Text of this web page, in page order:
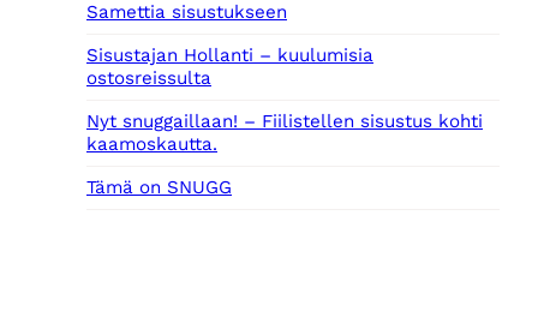
Samettia sisustukseen
Sisustajan Hollanti – kuulumisia
ostosreissulta
Nyt snuggaillaan! – Fiilistellen sisustus kohti
kaamoskautta.
Tämä on SNUGG